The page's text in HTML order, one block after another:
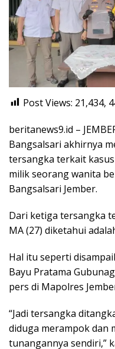
Post Views: 21,434,
beritanews9.id –
Bangsalsari akhirnya
tersangka terkait
milik seorang wanita
Bangsalsari Jember.
Dari ketiga tersangka
MA (27) diketahui
Hal itu seperti
Bayu Pratama
pers di Mapolres
“Jadi tersangka
diduga merampok dan
tunangannya sendiri,”